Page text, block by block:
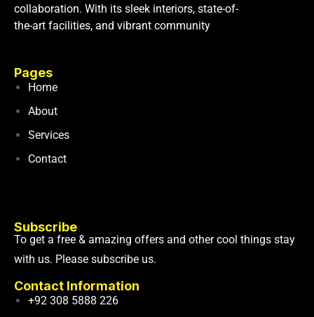
collaboration. With its sleek interiors, state-of-
the-art facilities, and vibrant community
Pages
Home
About
Services
Contact
Subscribe
To get a free & amazing offers and other cool things stay
with us. Please subscribe us.
Contact Information
+92 308 5888 226